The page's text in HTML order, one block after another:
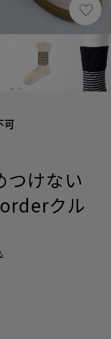
つけない
クル